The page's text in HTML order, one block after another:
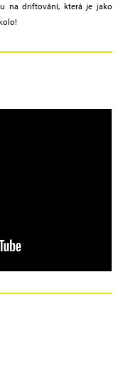
na driftování, která je jako